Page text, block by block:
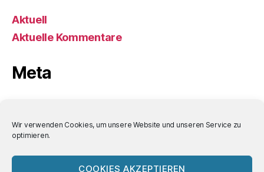
Wir verwenden Cookies, um unsere Website und unseren Service zu
optimieren.
COOKIES AKZEPTIEREN
Aktuell
Aktuelle Kommentare
Meta
Eintrags-Feed
Kommentar-Feed
WordPress.org